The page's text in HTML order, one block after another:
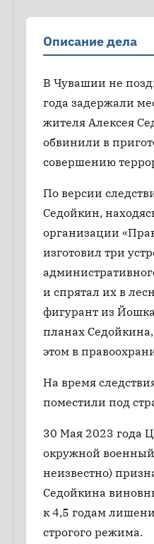
Описание дела
В Чувашии не
года задержали
жителя Алексея
обвинили в
совершению
По версии
Седойкин,
организации
изготовил три
и спрятал их в
фигурант из
планах
этом в
На время
поместили под
30 Мая 2023 года
окружной военный
неизвестно)
Седойкина
к 4,5 годам
строгого режима.